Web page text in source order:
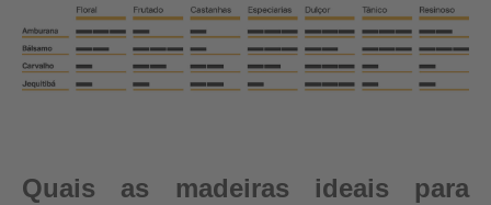
Quais as madeiras ideais para